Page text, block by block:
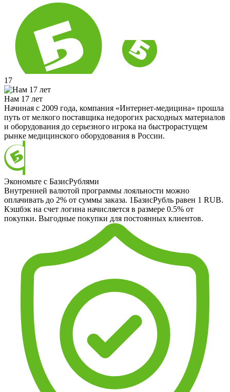
17
Нам 17 лет
Начиная с 2009 года, компания «Интернет-медицина» прошла
путь от мелкого поставщика недорогих расходных материалов
и оборудования до серьезного игрока на быстрорастущем
рынке медицинского оборудования в России.
Экономьте с БазисРублями
Внутренней валютой программы лояльности можно
оплачивать до 2% от суммы заказа. 1БазисРубль равен 1 RUB.
Кэшбэк на счет логина начисляется в размере 0.5% от
покупки. Выгодные покупки для постоянных клиентов.